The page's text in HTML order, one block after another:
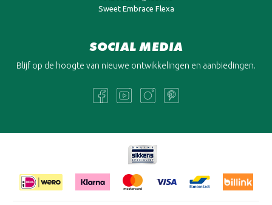
Blijf op de hoogte van nieuwe ontwikkelingen en aanbiedingen.
Copyright © 2026 Online-Verf Franchise BV